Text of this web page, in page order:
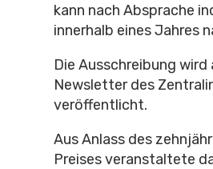
kann nach Absprache
innerhalb eines Jahres
Die Ausschreibung wird
Newsletterdes
veröffentlicht.
Aus Anlass des
Preises veranstaltete